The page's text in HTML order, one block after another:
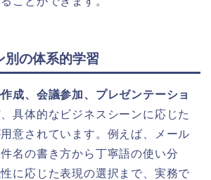
別の体系的学習
成、会議参加、プレゼンテーショ
具体的なビジネスシーンに応じた
意されています。例えば、メール
名の書き方から丁寧語の使い分
に応じた表現の選択まで、実務で